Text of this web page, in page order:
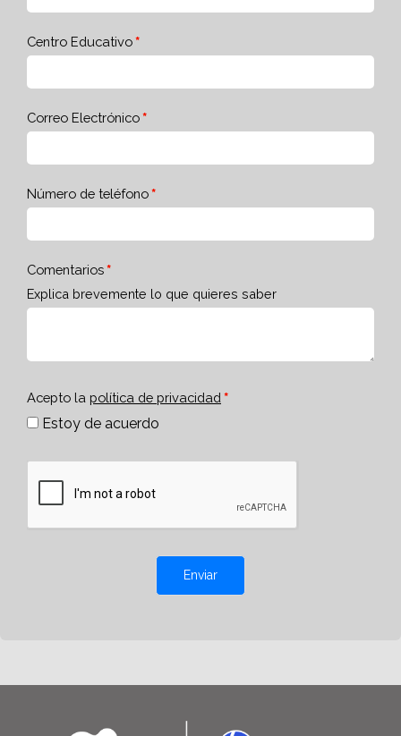
Centro Educativo
Correo Electrónico
Número de teléfono
Comentarios
Explica brevemente lo que quieres saber
Acepto la política de privacidad
Estoy de acuerdo
Enviar